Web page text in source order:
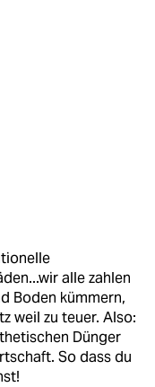
alle zahlen
Boden kümmern,
weil zu teuer. Also:
Dünger
So dass du